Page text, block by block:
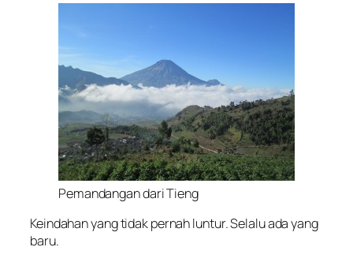
Pemandangan dari Tieng
Keindahan yang tidak pernah luntur. Selalu ada yang
baru.